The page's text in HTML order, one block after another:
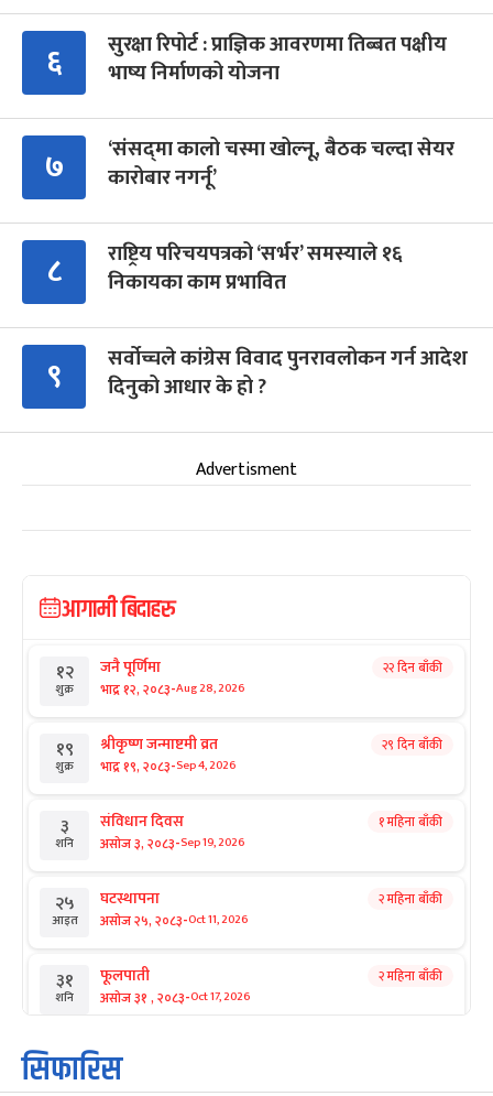
६
सुरक्षा रिपोर्ट : प्राज्ञिक आवरणमा तिब्बत पक्षीय
भाष्य निर्माणको योजना
७
‘संसद्‍मा कालो चस्मा खोल्नू, बैठक चल्दा सेयर
कारोबार नगर्नू’
८
राष्ट्रिय परिचयपत्रको ‘सर्भर’ समस्याले १६
निकायका काम प्रभावित
९
सर्वोच्चले कांग्रेस विवाद पुनरावलोकन गर्न आदेश
दिनुको आधार के हो ?
Advertisment
आगामी बिदाहरु
१२
शुक्र
जनै पूर्णिमा
भाद्र १२, २०८३-Aug 28, 2026
२२ दिन बाँकी
१९
शुक्र
श्रीकृष्ण जन्माष्टमी व्रत
भाद्र १९, २०८३-Sep 4, 2026
२९ दिन बाँकी
३
शनि
संविधान दिवस
असोज ३, २०८३-Sep 19, 2026
१ महिना बाँकी
२५
आइत
घटस्थापना
असोज २५, २०८३-Oct 11, 2026
२ महिना बाँकी
३१
शनि
फूलपाती
असोज ३१ , २०८३-Oct 17, 2026
२ महिना बाँकी
१
आइत
कार्तिक सङ्क्रान्ति
कार्तिक १, २०८३
सिफारिस